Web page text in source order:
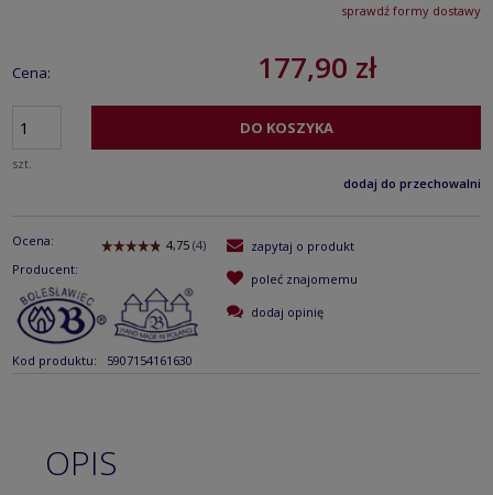
Cena nie zawiera ewentualnych kosztów płatnościsprawdź formy dostawy
Cena: 177,90 zł
szt.
DO KOSZYKA
dodaj do przechowalni
Ocena:
Producent:
Kod produktu: 5907154161630
zapytaj o produkt
poleć znajomemu
dodaj opinię
OPIS